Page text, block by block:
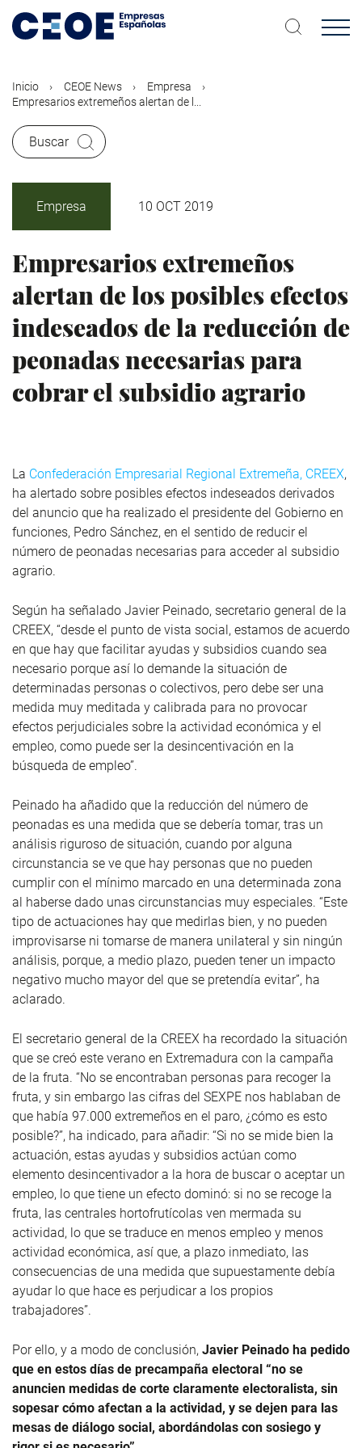
contenido
Inicio CEOE News
Empresa
Empresarios extremeños alertan de l...
Buscar
Empresa 10 OCT 2019
Empresarios extremeños
alertan de los posibles efectos
indeseados de la reducción de
peonadas necesarias para
cobrar el subsidio agrario
La Confederación Empresarial Regional Extremeña, CREEX,
ha alertado sobre posibles efectos indeseados derivados
del anuncio que ha realizado el presidente del Gobierno en
funciones, Pedro Sánchez, en el sentido de reducir el
número de peonadas necesarias para acceder al subsidio
agrario.
Según ha señalado Javier Peinado, secretario general de la
CREEX, “desde el punto de vista social, estamos de acuerdo
en que hay que facilitar ayudas y subsidios cuando sea
necesario porque así lo demande la situación de
determinadas personas o colectivos, pero debe ser una
medida muy meditada y calibrada para no provocar
efectos perjudiciales sobre la actividad económica y el
empleo, como puede ser la desincentivación en la
búsqueda de empleo”.
Peinado ha añadido que la reducción del número de
peonadas es una medida que se debería tomar, tras un
análisis riguroso de situación, cuando por alguna
circunstancia se ve que hay personas que no pueden
cumplir con el mínimo marcado en una determinada zona
al haberse dado unas circunstancias muy especiales. “Este
tipo de actuaciones hay que medirlas bien, y no pueden
improvisarse ni tomarse de manera unilateral y sin ningún
análisis, porque, a medio plazo, pueden tener un impacto
negativo mucho mayor del que se pretendía evitar”, ha
aclarado.
El secretario general de la CREEX ha recordado la situación
que se creó este verano en Extremadura con la campaña
de la fruta. “No se encontraban personas para recoger la
fruta, y sin embargo las cifras del SEXPE nos hablaban de
que había 97.000 extremeños en el paro, ¿cómo es esto
posible?”, ha indicado, para añadir: “Si no se mide bien la
actuación, estas ayudas y subsidios actúan como
elemento desincentivador a la hora de buscar o aceptar un
empleo, lo que tiene un efecto dominó: si no se recoge la
fruta, las centrales hortofrutícolas ven mermada su
actividad, lo que se traduce en menos empleo y menos
actividad económica, así que, a plazo inmediato, las
consecuencias de una medida que supuestamente debía
ayudar lo que hace es perjudicar a los propios
trabajadores”.
Por ello, y a modo de conclusión, Javier Peinado ha pedido
que en estos días de precampaña electoral “no se
anuncien medidas de corte claramente electoralista, sin
sopesar cómo afectan a la actividad, y se dejen para las
mesas de diálogo social, abordándolas con sosiego y